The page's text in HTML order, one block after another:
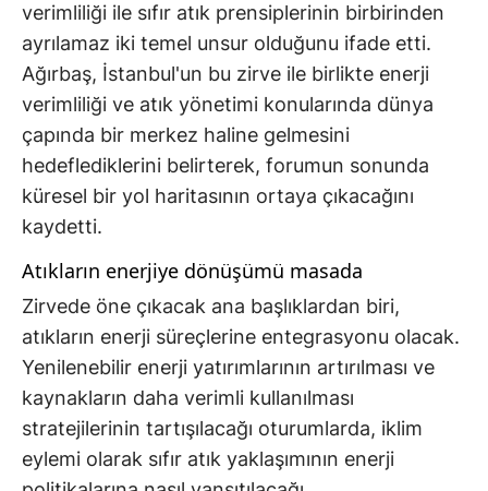
verimliliği ile sıfır atık prensiplerinin birbirinden
ayrılamaz iki temel unsur olduğunu ifade etti.
Ağırbaş, İstanbul'un bu zirve ile birlikte enerji
verimliliği ve atık yönetimi konularında dünya
çapında bir merkez haline gelmesini
hedeflediklerini belirterek, forumun sonunda
küresel bir yol haritasının ortaya çıkacağını
kaydetti.
Atıkların enerjiye dönüşümü masada
Zirvede öne çıkacak ana başlıklardan biri,
atıkların enerji süreçlerine entegrasyonu olacak.
Yenilenebilir enerji yatırımlarının artırılması ve
kaynakların daha verimli kullanılması
stratejilerinin tartışılacağı oturumlarda, iklim
eylemi olarak sıfır atık yaklaşımının enerji